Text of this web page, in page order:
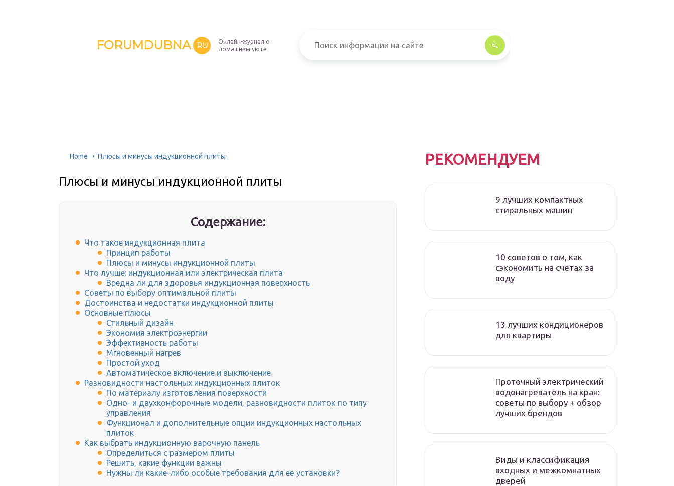
FORUMDUBNA RU
Онлайн-журнал о
домашнем уюте
Home Плюсы и минусы индукционной плиты
Плюсы и минусы индукционной плиты
Содержание:
Что такое индукционная плита
Принцип работы
Плюсы и минусы индукционной плиты
Что лучше: индукционная или электрическая плита
Вредна ли для здоровья индукционная поверхность
Советы по выбору оптимальной плиты
Достоинства и недостатки индукционной плиты
Основные плюсы
Стильный дизайн
Экономия электроэнергии
Эффективность работы
Мгновенный нагрев
Простой уход
Автоматическое включение и выключение
Разновидности настольных индукционных плиток
По материалу изготовления поверхности
Одно- и двухконфорочные модели, разновидности плиток по типу
управления
Функционал и дополнительные опции индукционных настольных
плиток
Как выбрать индукционную варочную панель
Определиться с размером плиты
Решить, какие функции важны
Нужны ли какие-либо особые требования для её установки?
РЕКОМЕНДУЕМ
9 лучших компактных
стиральных машин
10 советов о том, как
сэкономить на счетах за
воду
13 лучших кондиционеров
для квартиры
Проточный электрический
водонагреватель на кран:
советы по выбору + обзор
лучших брендов
Виды и классификация
входных и межкомнатных
дверей